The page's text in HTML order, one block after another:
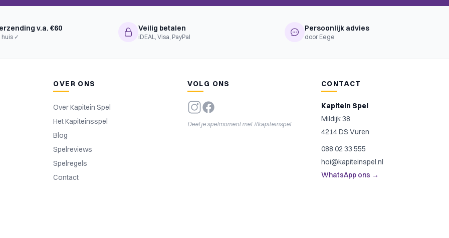
v.a. €60
huis ✓
Veilig betalen
iDEAL, Visa, PayPal
Persoonlijk advies
door Eege
OVER ONS
Over Kapitein Spel
Het Kapiteinsspel
Blog
Spelreviews
Spelregels
Contact
VOLG ONS
Deel je spelmoment met #kapiteinspel
CONTACT
Kapitein Spel
Mildijk 38
4214 DS Vuren
088 02 33 555
hoi@kapiteinspel.nl
WhatsApp ons →